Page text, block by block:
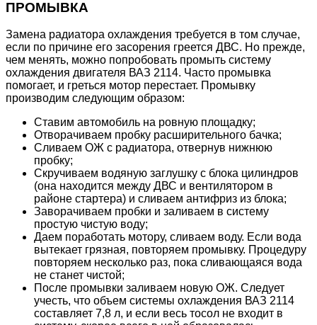
ПРОМЫВКА
Замена радиатора охлаждения требуется в том случае,
если по причине его засорения греется ДВС. Но прежде,
чем менять, можно попробовать промыть систему
охлаждения двигателя ВАЗ 2114. Часто промывка
помогает, и греться мотор перестает. Промывку
производим следующим образом:
Ставим автомобиль на ровную площадку;
Отворачиваем пробку расширительного бачка;
Сливаем ОЖ с радиатора, отвернув нижнюю
пробку;
Скручиваем водяную заглушку с блока цилиндров
(она находится между ДВС и вентилятором в
районе стартера) и сливаем антифриз из блока;
Заворачиваем пробки и заливаем в систему
простую чистую воду;
Даем поработать мотору, сливаем воду. Если вода
вытекает грязная, повторяем промывку. Процедуру
повторяем несколько раз, пока сливающаяся вода
не станет чистой;
После промывки заливаем новую ОЖ. Следует
учесть, что объем системы охлаждения ВАЗ 2114
составляет 7,8 л, и если весь тосол не входит в